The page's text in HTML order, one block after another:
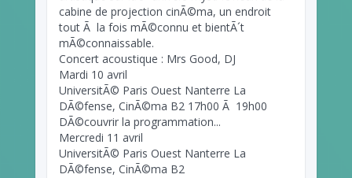
cabine de projection cinÃ©ma, un endroit
tout Ã la fois mÃ©connu et bientÃ´t
mÃ©connaissable.
Concert acoustique : Mrs Good, DJ
Mardi 10 avril
UniversitÃ© Paris Ouest Nanterre La
DÃ©fense, CinÃ©ma B2 17h00 Ã 19h00
DÃ©couvrir la programmation...
Mercredi 11 avril
UniversitÃ© Paris Ouest Nanterre La
DÃ©fense, CinÃ©ma B2